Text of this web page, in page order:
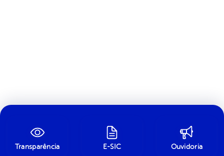
Transparência E-SIC Ouvidoria